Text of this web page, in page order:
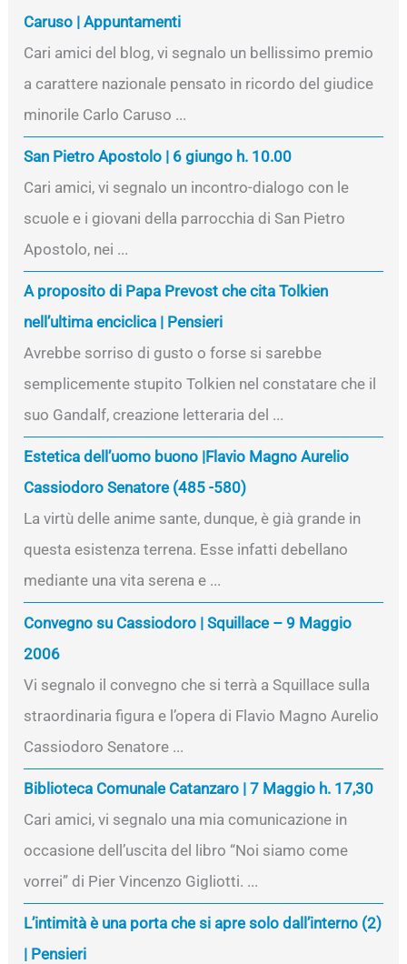
Caruso | Appuntamenti
Cari amici del blog, vi segnalo un bellissimo premio
a carattere nazionale pensato in ricordo del giudice
minorile Carlo Caruso ...
San Pietro Apostolo | 6 giungo h. 10.00
Cari amici, vi segnalo un incontro-dialogo con le
scuole e i giovani della parrocchia di San Pietro
Apostolo, nei ...
A proposito di Papa Prevost che cita Tolkien
nell’ultima enciclica | Pensieri
Avrebbe sorriso di gusto o forse si sarebbe
semplicemente stupito Tolkien nel constatare che il
suo Gandalf, creazione letteraria del ...
Estetica dell’uomo buono |Flavio Magno Aurelio
Cassiodoro Senatore (485 -580)
La virtù delle anime sante, dunque, è già grande in
questa esistenza terrena. Esse infatti debellano
mediante una vita serena e ...
Convegno su Cassiodoro | Squillace – 9 Maggio
2006
Vi segnalo il convegno che si terrà a Squillace sulla
straordinaria figura e l’opera di Flavio Magno Aurelio
Cassiodoro Senatore ...
Biblioteca Comunale Catanzaro | 7 Maggio h. 17,30
Cari amici, vi segnalo una mia comunicazione in
occasione dell’uscita del libro “Noi siamo come
vorrei” di Pier Vincenzo Gigliotti. ...
L’intimità è una porta che si apre solo dall’interno (2)
| Pensieri